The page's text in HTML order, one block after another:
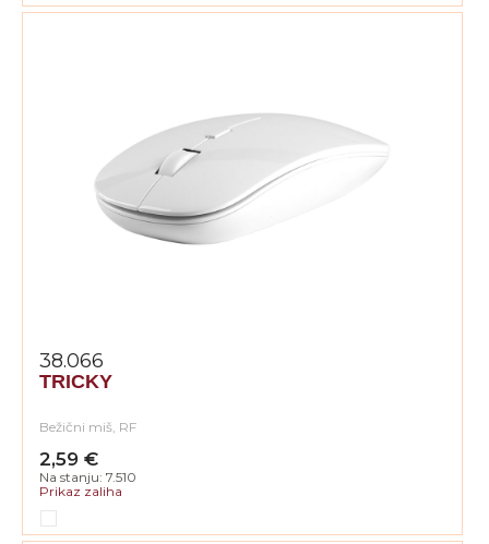
38.066
TRICKY
Bežični miš, RF
2,59 €
Na stanju: 7.510
Prikaz zaliha